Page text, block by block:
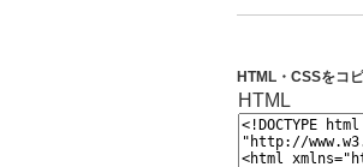
HTML・CSSをコ
HTML